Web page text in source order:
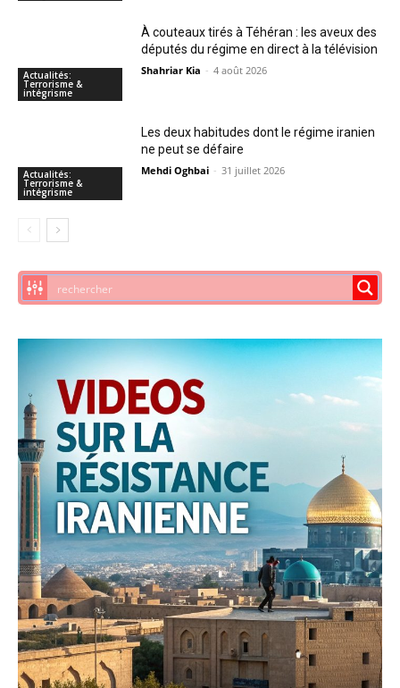
Actualités:
Terrorisme &
intégrisme
À couteaux tirés à Téhéran : les aveux des
députés du régime en direct à la télévision
Shahriar Kia - 4 août 2026
Actualités:
Terrorisme &
intégrisme
Les deux habitudes dont le régime iranien
ne peut se défaire
Mehdi Oghbai - 31 juillet 2026